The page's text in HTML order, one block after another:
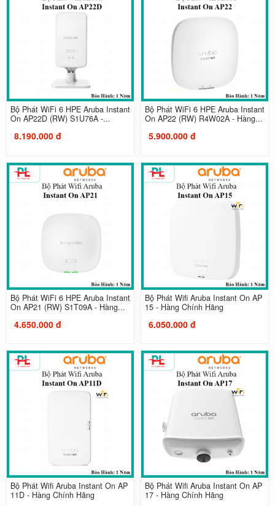
Bộ Phát WiFi 6 HPE Aruba Instant
On AP22D (RW) S1U76A -...
8.190.000 đ
Bộ Phát WiFi 6 HPE Aruba Instant
On AP22 (RW) R4W02A - Hàng...
5.900.000 đ
Bộ Phát WiFi 6 HPE Aruba Instant
On AP21 (RW) S1T09A - Hàng...
4.650.000 đ
Bộ Phát Wifi Aruba Instant On AP
15 - Hàng Chính Hãng
6.050.000 đ
Bộ Phát Wifi Aruba Instant On AP
11D - Hàng Chính Hãng
Bộ Phát Wifi Aruba Instant On AP
17 - Hàng Chính Hãng